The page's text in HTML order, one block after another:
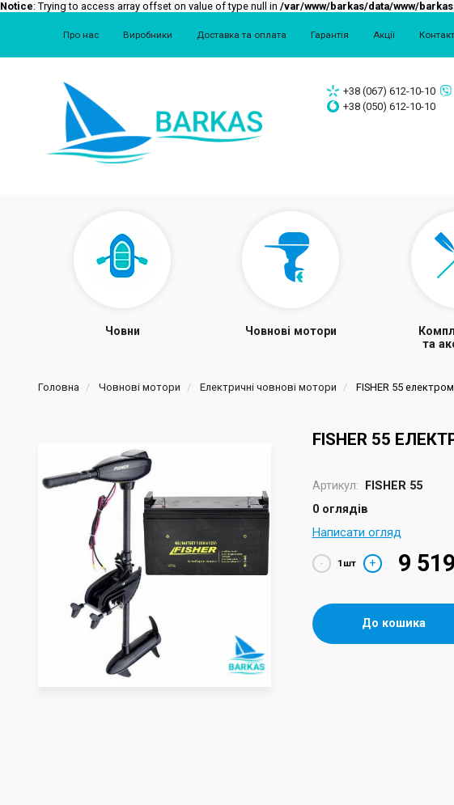
Notice: Trying to access array offset on value of type null in /var/www/barkas/data/www/
Про нас Виробники Доставка та оплата Гарантія Акції
+38 (067) 612-10-10
+38 (050) 612-10-10
Човни Човнові мотори
та
Головна Човнові мотори Електричні човнові мотори FISHER 55
FISHER 55
Артикул:
FISHER 55
0 оглядів
Написати огляд
- + 9
До кошика